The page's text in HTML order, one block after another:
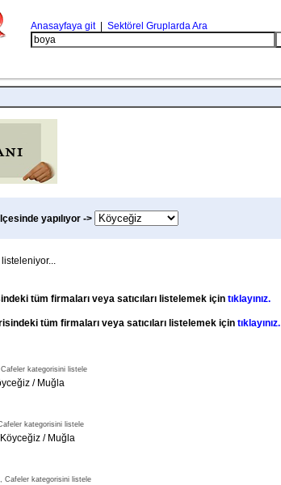
Anasayfaya git| Sektörel Gruplarda Ara
yapılıyor ->
tüm firmaları veya satıcıları listelemek için tıklayınız.
tüm firmaları veya satıcıları listelemek için tıklayınız.
kategorisini listele
/ Muğla
kategorisini listele
/ Muğla
Cafeler kategorisini listele